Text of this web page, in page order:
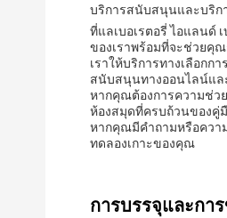
บริการสนับสนุนและบริก
ที่แลเบอเรตอรี่ ไอแลนด์
ของเราพร้อมที่จะช่วยคุ
เราให้บริการทางเลือก
สนับสนุนทางออนไลน์แล
หากคุณต้องการความช่ว
ห้องสมุดที่ครบถ้วนของคู่
หากคุณมีคําถามหรือควา
ทดลองเกาะของคุณ
การบรรจุและกา